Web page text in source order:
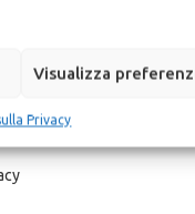
Visualizza
Privacy